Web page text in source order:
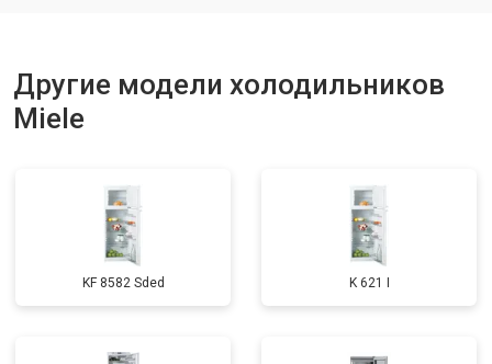
Замена нагревателя испарителя от 2550 ₽ Заказать
Замена нагревателя оттайки
Устранение утечки хладагента от 1900 ₽
Другие модели холодильников
Miele
KF 8582 Sded K 621 I